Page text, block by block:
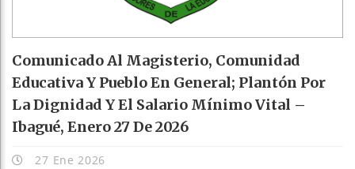
Comunicado Al Magisterio, Comunidad
Educativa Y Pueblo En General; Plantón Por
La Dignidad Y El Salario Mínimo Vital –
Ibagué, Enero 27 De 2026
27 Ene 2026